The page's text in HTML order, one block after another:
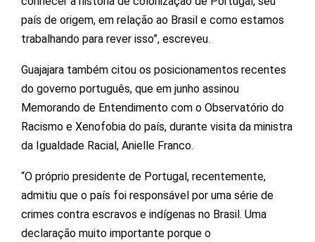
país de origem, em relação ao Brasil e como estamos
trabalhando para rever isso”, escreveu.
Guajajara também citou os posicionamentos recentes
do governo português, que em junho assinou
Memorando de Entendimento com o Observatório do
Racismo e Xenofobia do país, durante visita da ministra
da Igualdade Racial, Anielle Franco.
“O próprio presidente de Portugal, recentemente,
admitiu que o país foi responsável por uma série de
crimes contra escravos e indígenas no Brasil. Uma
declaração muito importante porque o